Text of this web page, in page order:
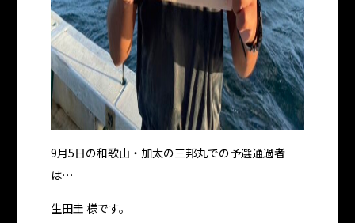
9月5日の和歌山・加太の三邦丸での予選通過者
は…
生田圭 様です。